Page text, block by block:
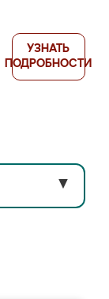
УЗНАТЬ
ПОДРОБНОСТИ
▼